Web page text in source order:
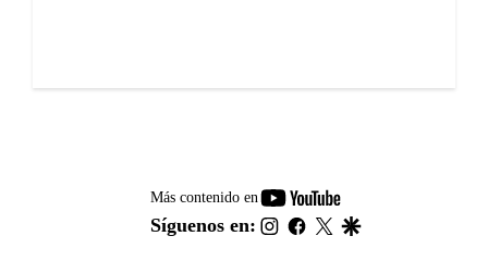
Más contenido en
youtube-
footer
Síguenos en: instagram
facebook
twitter